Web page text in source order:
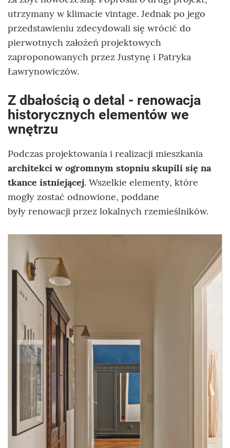
utrzymany w klimacie vintage. Jednak po jego
przedstawieniu zdecydowali się wrócić do
pierwotnych założeń projektowych
zaproponowanych przez Justynę i Patryka
Ławrynowiczów.
Z dbałością o detal - renowacja
historycznych elementów we
wnętrzu
Podczas projektowania i realizacji mieszkania
architekci w ogromnym stopniu skupili się na
tkance istniejącej. Wszelkie elementy, które
mogły zostać odnowione, poddane
były renowacji przez lokalnych rzemieślników.